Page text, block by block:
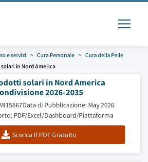
e servizi Cura Personale
Cura della Pelle
in Nord America
solari in Nord America
2026-2035
Data di Pubblicazione: May 2026
PDF/Excel/Dashboard/Piattaforma
Scarica Il PDF Gratuito